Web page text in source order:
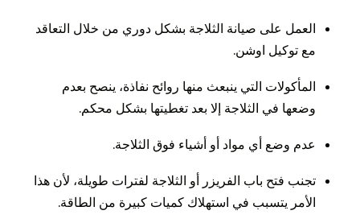
العمل على صيانة الثلاجة بشكل دوري من خلال التعاقد
مع توكيل اوشن.
المأكولات التي ينبعث منها روائح نفاذة، ينصح بعدم
وضعها في الثلاجة إلا بعد تغطيتها بشكل محكم.
عدم وضع أي مواد أو أشياء فوق الثلاجة.
تجنب فتح باب الفريزر أو الثلاجة لفترات طويلة، لأن هذا
الأمر يتسبب في استهلاك كميات كبيرة من الطاقة.